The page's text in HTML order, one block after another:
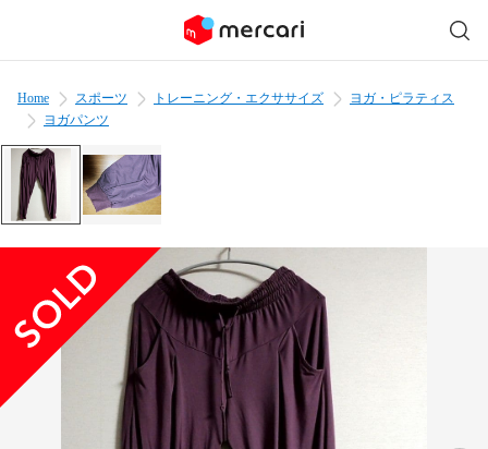
Home スポーツ トレーニング・エクササイズ
ヨガ・ピラティス
ヨガパンツ